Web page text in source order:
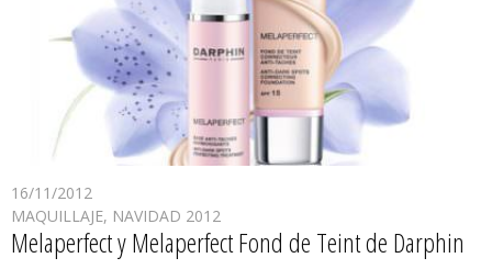
16/11/2012
MAQUILLAJE, NAVIDAD 2012
Melaperfect y Melaperfect Fond de Teint de Darphin